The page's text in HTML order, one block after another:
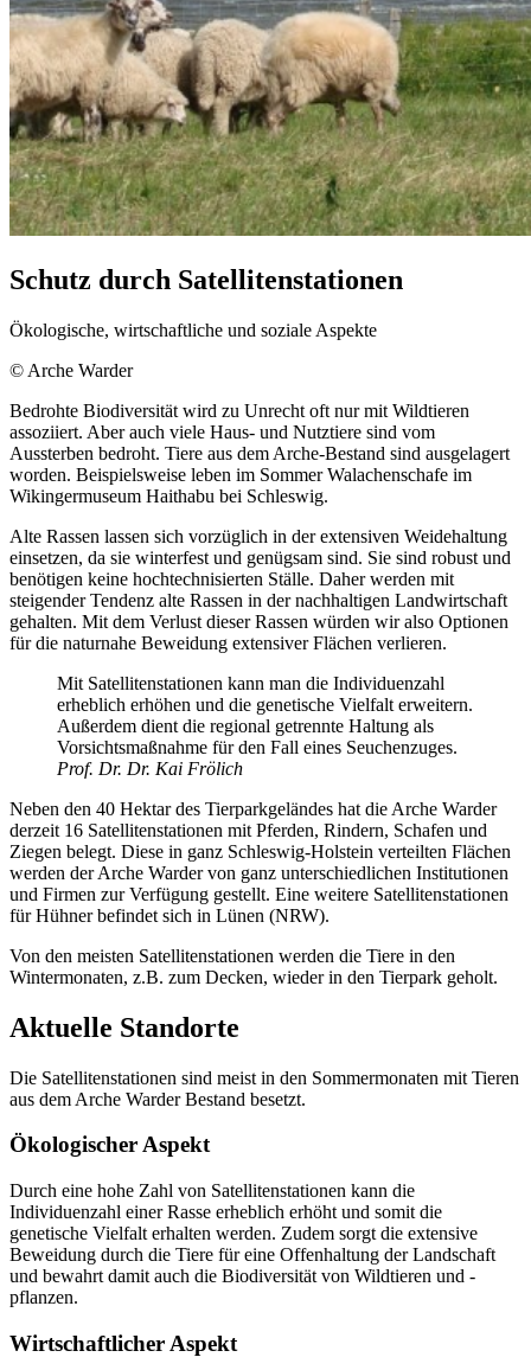
Schutz durch Satellitenstationen
Ökologische, wirtschaftliche und soziale Aspekte
© Arche Warder
Bedrohte Biodiversität wird zu Unrecht oft nur mit Wildtieren
assoziiert. Aber auch viele Haus- und Nutztiere sind vom
Aussterben bedroht. Tiere aus dem Arche-Bestand sind ausgelagert
worden. Beispielsweise leben im Sommer Walachenschafe im
Wikingermuseum Haithabu bei Schleswig.
Alte Rassen lassen sich vorzüglich in der extensiven Weidehaltung
einsetzen, da sie winterfest und genügsam sind. Sie sind robust und
benötigen keine hochtechnisierten Ställe. Daher werden mit
steigender Tendenz alte Rassen in der nachhaltigen Landwirtschaft
gehalten. Mit dem Verlust dieser Rassen würden wir also Optionen
für die naturnahe Beweidung extensiver Flächen verlieren.
Mit Satellitenstationen kann man die Individuenzahl
erheblich erhöhen und die genetische Vielfalt erweitern.
Außerdem dient die regional getrennte Haltung als
Vorsichtsmaßnahme für den Fall eines Seuchenzuges.
Prof. Dr. Dr. Kai Frölich
Neben den 40 Hektar des Tierparkgeländes hat die Arche Warder
derzeit 16 Satellitenstationen mit Pferden, Rindern, Schafen und
Ziegen belegt. Diese in ganz Schleswig-Holstein verteilten Flächen
werden der Arche Warder von ganz unterschiedlichen Institutionen
und Firmen zur Verfügung gestellt. Eine weitere Satellitenstationen
für Hühner befindet sich in Lünen (NRW).
Von den meisten Satellitenstationen werden die Tiere in den
Wintermonaten, z.B. zum Decken, wieder in den Tierpark geholt.
Aktuelle Standorte
Die Satellitenstationen sind meist in den Sommermonaten mit Tieren
aus dem Arche Warder Bestand besetzt.
Ökologischer Aspekt
Durch eine hohe Zahl von Satellitenstationen kann die
Individuenzahl einer Rasse erheblich erhöht und somit die
genetische Vielfalt erhalten werden. Zudem sorgt die extensive
Beweidung durch die Tiere für eine Offenhaltung der Landschaft
und bewahrt damit auch die Biodiversität von Wildtieren und -
pflanzen.
Wirtschaftlicher Aspekt